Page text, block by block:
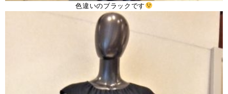
色違いのブラックです